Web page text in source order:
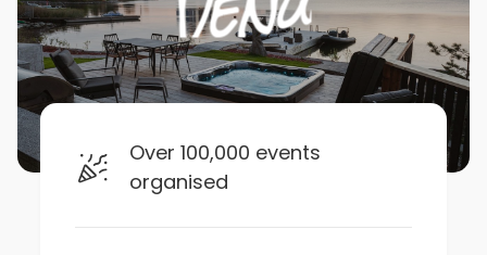
Over 100,000 events
organised